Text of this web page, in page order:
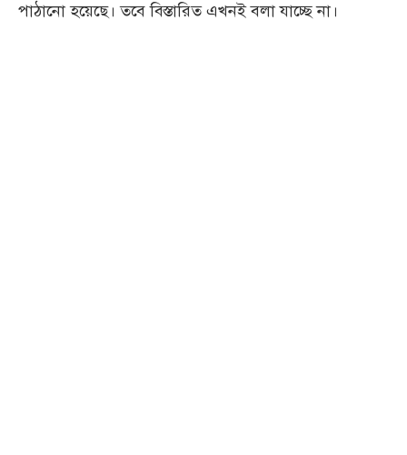
পাঠানো হয়েছে। তবে বিস্তারিত এখনই বলা যাচ্ছে না।